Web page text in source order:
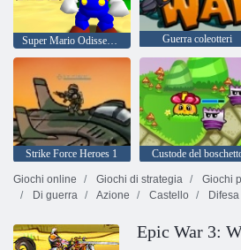
Super Mario Odissea 64 Guerra coleotteri
Strike Force Heroes 1 Custode del
Giochi online
Giochi di strategia Giochi
Di guerra
Azione Castello Difesa
Epic War 3: